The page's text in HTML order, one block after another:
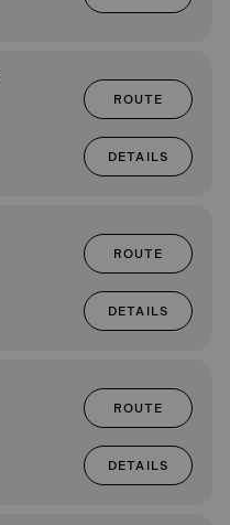
ROUTE
DETAILS
ROUTE
DETAILS
ROUTE
DETAILS